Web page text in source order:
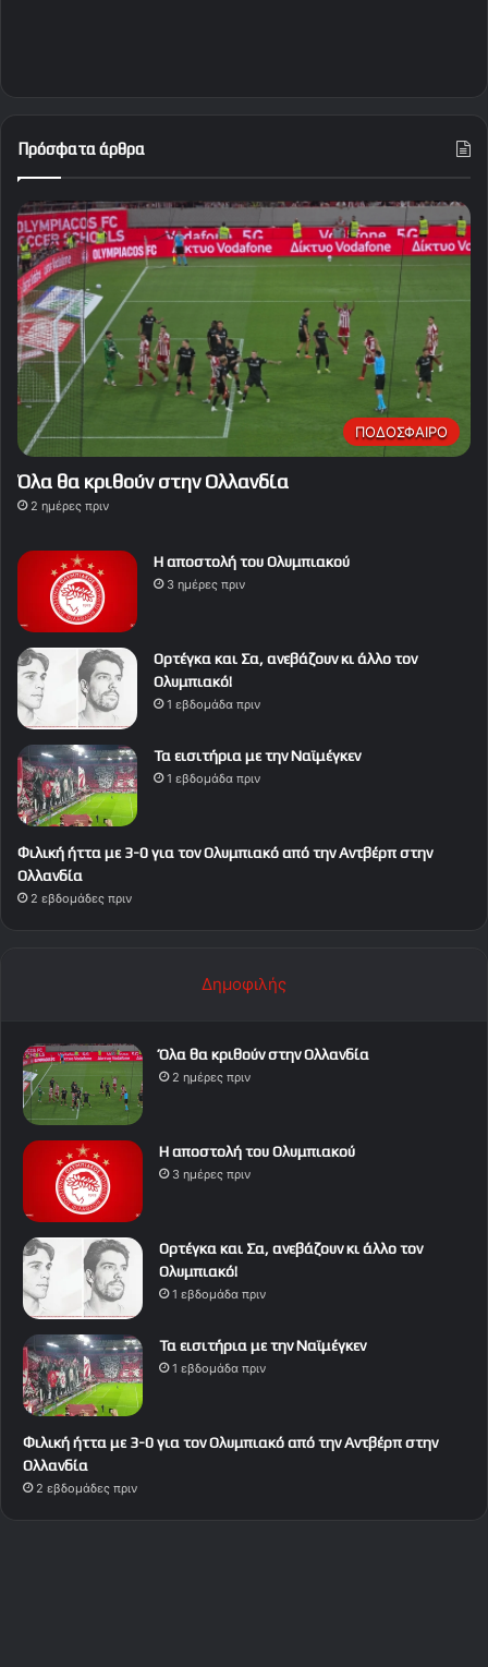
Πρόσφατα άρθρα
ΠΟΔΟΣΦΑΙΡΟ
Όλα θα κριθούν στην Ολλανδία
2 ημέρες πριν
Η αποστολή του Ολυμπιακού
3 ημέρες πριν
Ορτέγκα και Σα, ανεβάζουν κι άλλο τον
Ολυμπιακό!
1 εβδομάδα πριν
Τα εισιτήρια με την Ναϊμέγκεν
1 εβδομάδα πριν
Φιλική ήττα με 3-0 για τον Ολυμπιακό από την Αντβέρπ στην
Ολλανδία
2 εβδομάδες πριν
Δημοφιλής
Όλα θα κριθούν στην Ολλανδία
2 ημέρες πριν
Η αποστολή του Ολυμπιακού
3 ημέρες πριν
Ορτέγκα και Σα, ανεβάζουν κι άλλο τον
Ολυμπιακό!
1 εβδομάδα πριν
Τα εισιτήρια με την Ναϊμέγκεν
1 εβδομάδα πριν
Φιλική ήττα με 3-0 για τον Ολυμπιακό από την Αντβέρπ στην
Ολλανδία
2 εβδομάδες πριν